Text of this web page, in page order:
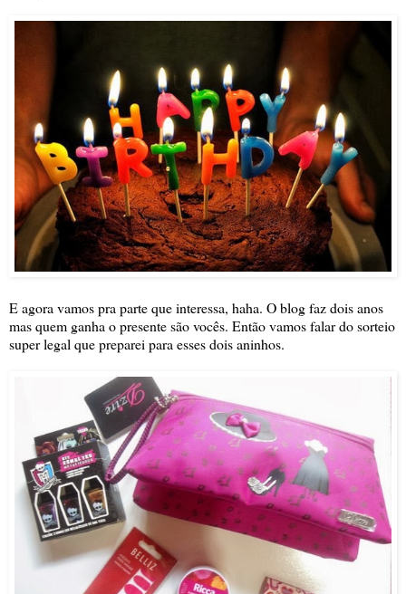
E agora vamos pra parte que interessa, haha. O blog faz dois anos
mas quem ganha o presente são vocês. Então vamos falar do sorteio
super legal que preparei para esses dois aninhos.